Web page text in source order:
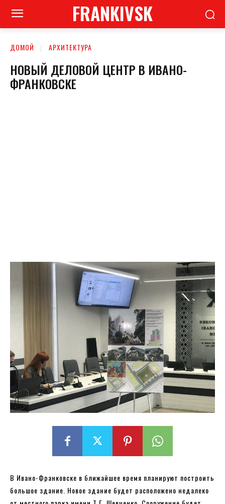
FRANKIVSK
ДОМОЙ АРХИТЕКТУРА
НОВЫЙ ДЕЛОВОЙ ЦЕНТР В ИВАНО-
ФРАНКОВСКЕ
В Ивано-Франковске в ближайшее время планируют построить
большое здание. Новое здание будет расположено недалеко